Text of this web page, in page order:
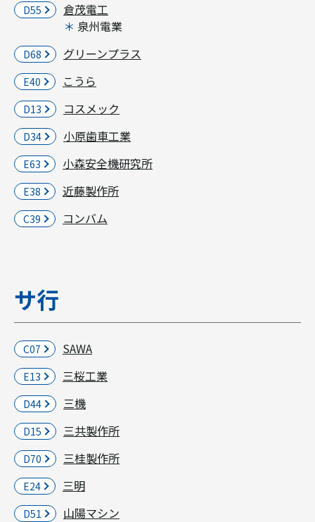
D55
倉茂電工
泉州電業
D68 グリーンプラス
E40 こうら
D13 コスメック
D34 小原歯車工業
E63 小森安全機研究所
E38 近藤製作所
C39 コンバム
サ行
C07 SAWA
E13 三桜工業
D44 三機
D15 三共製作所
D70 三桂製作所
E24 三明
D51 山陽マシン